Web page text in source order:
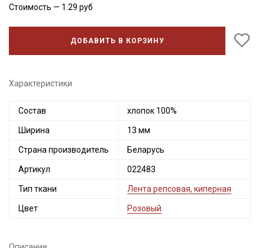
Стоимость — 1.29 руб
ДОБАВИТЬ В КОРЗИНУ
Характеристики
Состав хлопок 100%
Ширина 13 мм
Страна производитель Беларусь
Артикул 022483
Тип ткани Лента репсовая, киперная
Цвет Розовый
Секретная рассылка от Купава